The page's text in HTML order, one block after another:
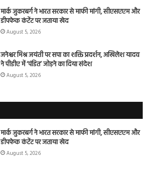
मार्क जुकरबर्ग ने भारत सरकार से माफी मांगी, सीएसएएम और
डीपफेक कंटेंट पर जताया खेद
August 5, 2026
जनेश्वर मिश्र जयंती पर सपा का शक्ति प्रदर्शन, अखिलेश यादव
ने पीडीए में ‘पंडित’ जोड़ने का दिया संदेश
August 5, 2026
मार्क जुकरबर्ग ने भारत सरकार से माफी मांगी, सीएसएएम और
डीपफेक कंटेंट पर जताया खेद
August 5, 2026